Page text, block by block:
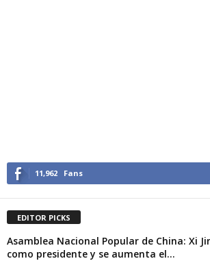
11,962 Fans
EDITOR PICKS
Asamblea Nacional Popular de China: Xi
como presidente y se aumenta el...